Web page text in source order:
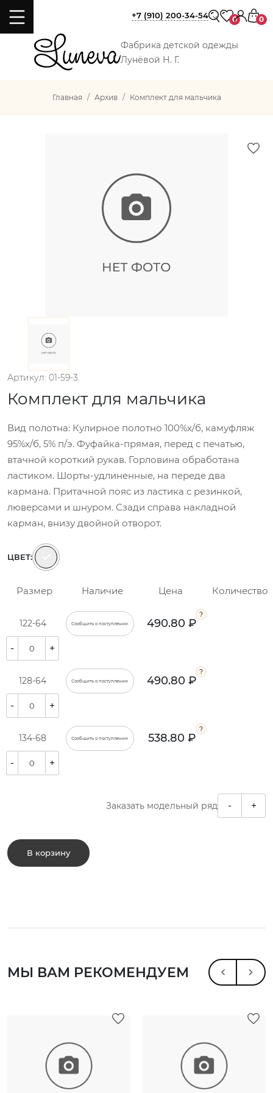
Фабрика детской одежды
Лунёвой Н. Г.
+7 (910) 200-34-54 0 0
Главная Архив Комплект для мальчика
Артикул: 01-59-3.
Комплект для мальчика
Вид полотна: Кулирное полотно 100%х/б, камуфляж
95%х/б, 5% п/э. Фуфайка-прямая, перед с печатью,
втачной короткий рукав. Горловина обработана
ластиком. Шорты-удлиненные, на переде два
кармана. Притачной пояс из ластика с резинкой,
люверсами и шнуром. Сзади справа накладной
карман, внизу двойной отворот.
ЦВЕТ:
Размер Наличие Цена Количество
122-64 Сообщить о поступлении 490.80 ₽
- +
128-64 Сообщить о поступлении 490.80 ₽
- +
134-68 Сообщить о поступлении 538.80 ₽
- +
Заказать модельный ряд - +
В корзину
МЫ ВАМ РЕКОМЕНДУЕМ